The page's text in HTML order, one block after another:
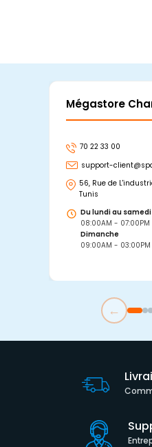
Mégastore
70 22 33 00
support-
56, Rue de
Tunis
Du lundi au samedi
08:00AM - 07:00PM
Dimanche
09:00AM - 03:00PM
←